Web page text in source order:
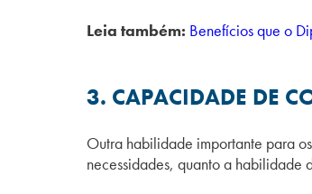
Leia também: Benefícios que o
3. CAPACIDADE DE
Outra habilidade importante para
necessidades, quanto a habilidade